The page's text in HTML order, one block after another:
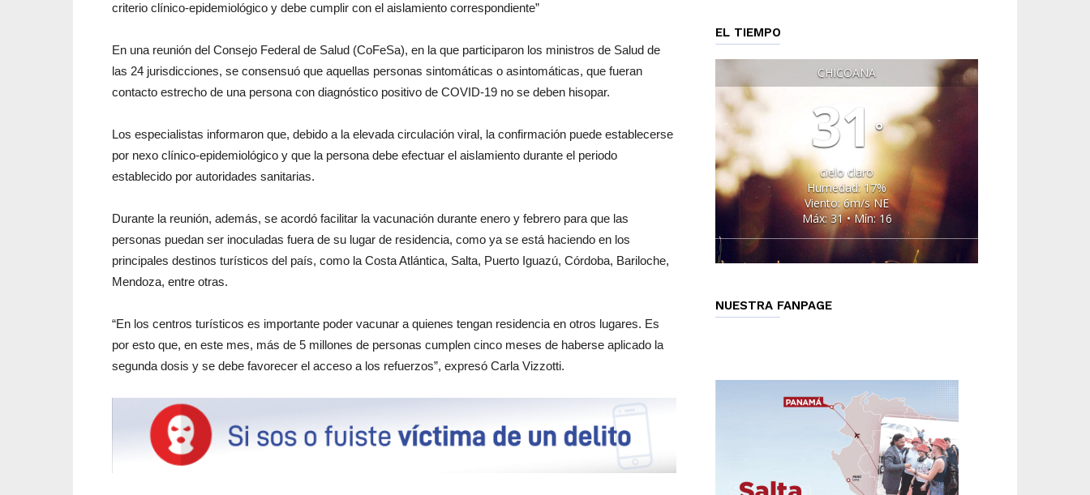
criterio clínico-epidemiológico y debe cumplir con el aislamiento correspondiente”
En una reunión del Consejo Federal de Salud (CoFeSa), en la que participaron los ministros de Salud de
las 24 jurisdicciones, se consensuó que aquellas personas sintomáticas o asintomáticas, que fueran
contacto estrecho de una persona con diagnóstico positivo de COVID-19 no se deben hisopar.
Los especialistas informaron que, debido a la elevada circulación viral, la confirmación puede establecerse
por nexo clínico-epidemiológico y que la persona debe efectuar el aislamiento durante el periodo
establecido por autoridades sanitarias.
Durante la reunión, además, se acordó facilitar la vacunación durante enero y febrero para que las
personas puedan ser inoculadas fuera de su lugar de residencia, como ya se está haciendo en los
principales destinos turísticos del país, como la Costa Atlántica, Salta, Puerto Iguazú, Córdoba, Bariloche,
Mendoza, entre otras.
“En los centros turísticos es importante poder vacunar a quienes tengan residencia en otros lugares. Es
por esto que, en este mes, más de 5 millones de personas cumplen cinco meses de haberse aplicado la
segunda dosis y se debe favorecer el acceso a los refuerzos”, expresó Carla Vizzotti.
EL TIEMPO
CHICOANA
31°
cielo claro
Humedad: 17%
Viento: 6m/s NE
Máx: 31 • Mín: 16
NUESTRA FANPAGE